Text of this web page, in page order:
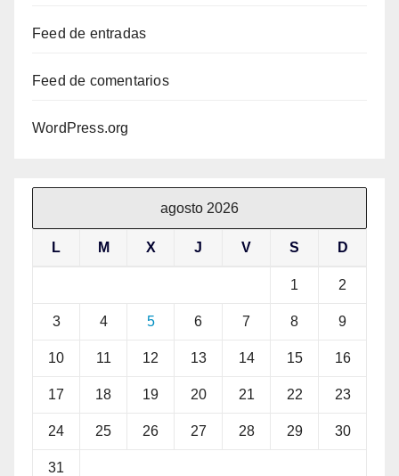
Feed de entradas
Feed de comentarios
WordPress.org
agosto 2026
L M X J V S D
1 2
3 4 5 6 7 8 9
10 11 12 13 14 15 16
17 18 19 20 21 22 23
24 25 26 27 28 29 30
31